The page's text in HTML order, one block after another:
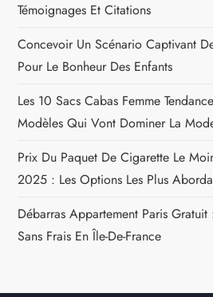
Témoignages Et Citations
Concevoir Un Scénario Captivant
Pour Le Bonheur Des Enfants
Les 10 Sacs Cabas Femme
Modèles Qui Vont Dominer La
Prix Du Paquet De Cigarette Le
2025 : Les Options Les Plus
Débarras Appartement Paris
Sans Frais En Île-De-France